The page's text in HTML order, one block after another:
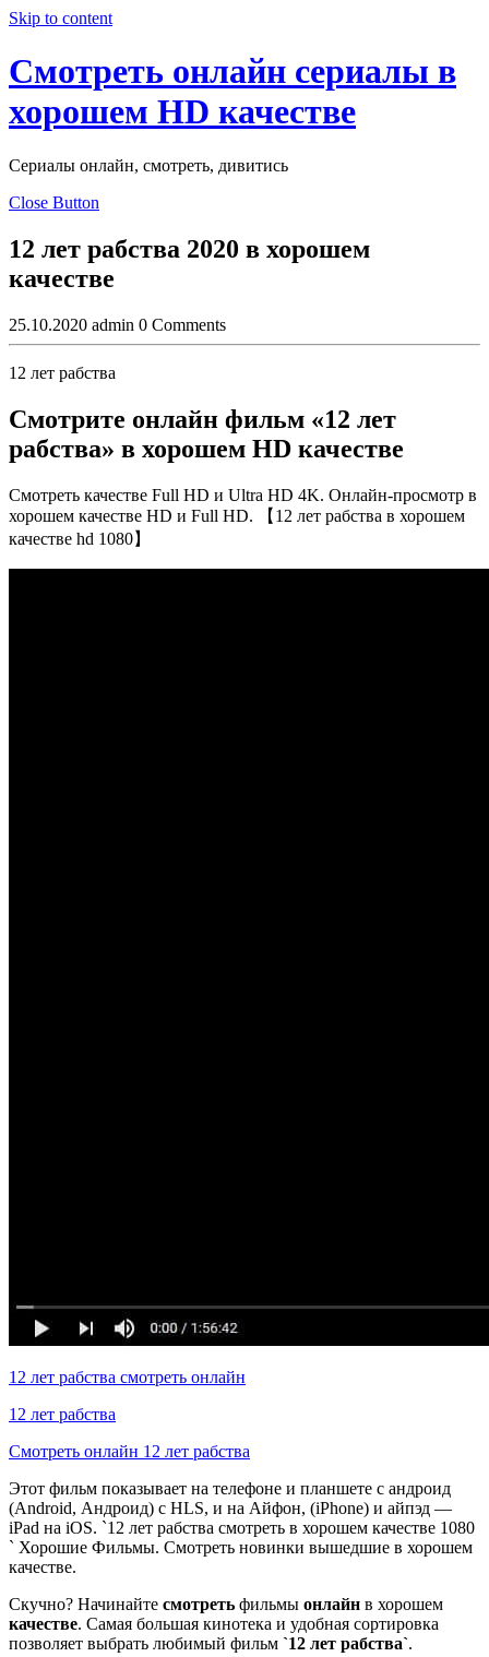
Skip to content
Смотреть онлайн сериалы в
хорошем HD качестве
Сериалы онлайн, смотреть, дивитись
Close Button
12 лет рабства 2020 в хорошем
качестве
25.10.2020 admin 0 Comments
12 лет рабства
Смотрите онлайн фильм «12 лет
рабства» в хорошем HD качестве
Смотреть качестве Full HD и Ultra HD 4K. Онлайн-просмотр в
хорошем качестве HD и Full HD. 【12 лет рабства в хорошем
качестве hd 1080】
12 лет рабства смотреть онлайн
12 лет рабства
Смотреть онлайн 12 лет рабства
Этот фильм показывает на телефоне и планшете с андроид
(Android, Андроид) с HLS, и на Айфон, (iPhone) и айпэд —
iPad на iOS. `12 лет рабства смотреть в хорошем качестве 1080
` Хорошие Фильмы. Смотреть новинки вышедшие в хорошем
качестве.
Скучно? Начинайте смотреть фильмы онлайн в хорошем
качестве. Самая большая кинотека и удобная сортировка
позволяет выбрать любимый фильм `12 лет рабства`.